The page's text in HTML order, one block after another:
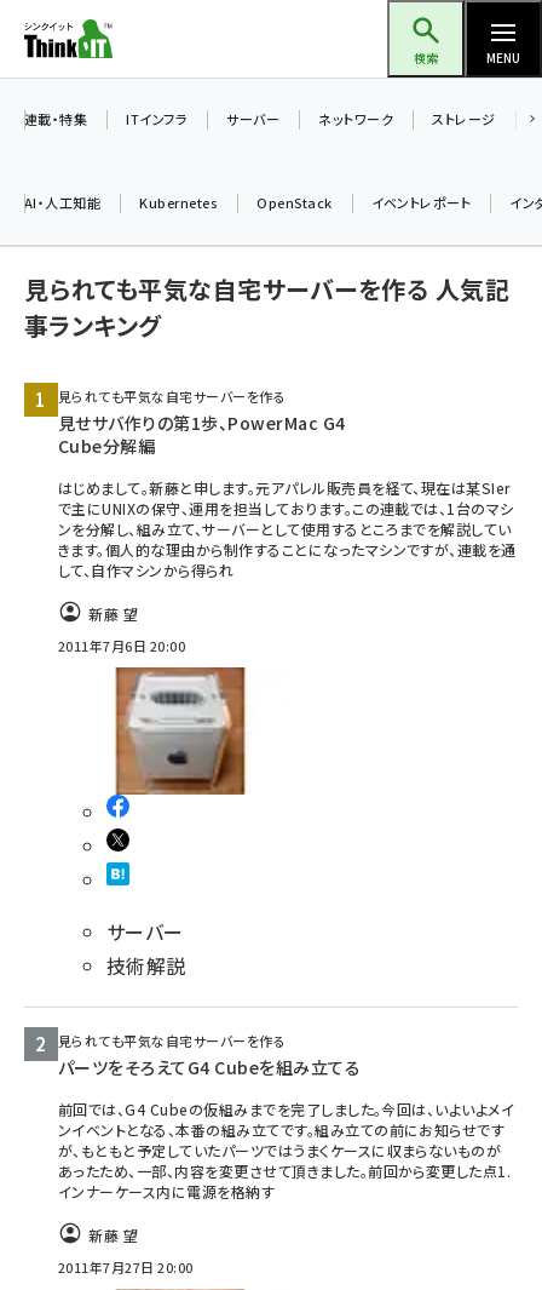
ン
ツ
検索 MENU
ai (2480)
加藤銘のチーム貢献～仲間と築いた勝利の絆～ (2304)
北海道をのんびり旅する晴山佳須夫のヒント集！ (2017)
drupal (1940)
genai (1473)
ai crunch (1347)
連載・特集 ITインフラ サーバー ネットワーク ストレージ
AI・人工知能 Kubernetes OpenStack イベントレポート イン
見られても平気な自宅サーバーを作る 人気記
事ランキング
見られても平気な自宅サーバーを作る
見せサバ作りの第1歩、PowerMac G4
Cube分解編
はじめまして。新藤と申します。元アパレル販売員を経て、現在は某SIer
で主にUNIXの保守、運用を担当しております。この連載では、1台のマシ
ンを分解し、組み立て、サーバーとして使用するところまでを解説してい
きます。個人的な理由から制作することになったマシンですが、連載を通
して、自作マシンから得られ
新藤 望
2011年7月6日 20:00
サーバー
技術解説
見られても平気な自宅サーバーを作る
パーツをそろえてG4 Cubeを組み立てる
前回では、G4 Cubeの仮組みまでを完了しました。今回は、いよいよメイ
ンイベントとなる、本番の組み立てです。組み立ての前にお知らせです
が、もともと予定していたパーツではうまくケースに収まらないものが
あったため、一部、内容を変更させて頂きました。前回から変更した点1.
インナーケース内に電源を格納す
新藤 望
2011年7月27日 20:00